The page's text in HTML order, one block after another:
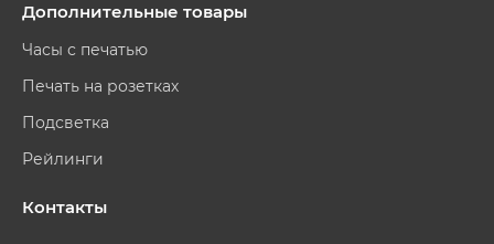
Дополнительные товары
Часы с печатью
Печать на розетках
Подсветка
Рейлинги
Контакты